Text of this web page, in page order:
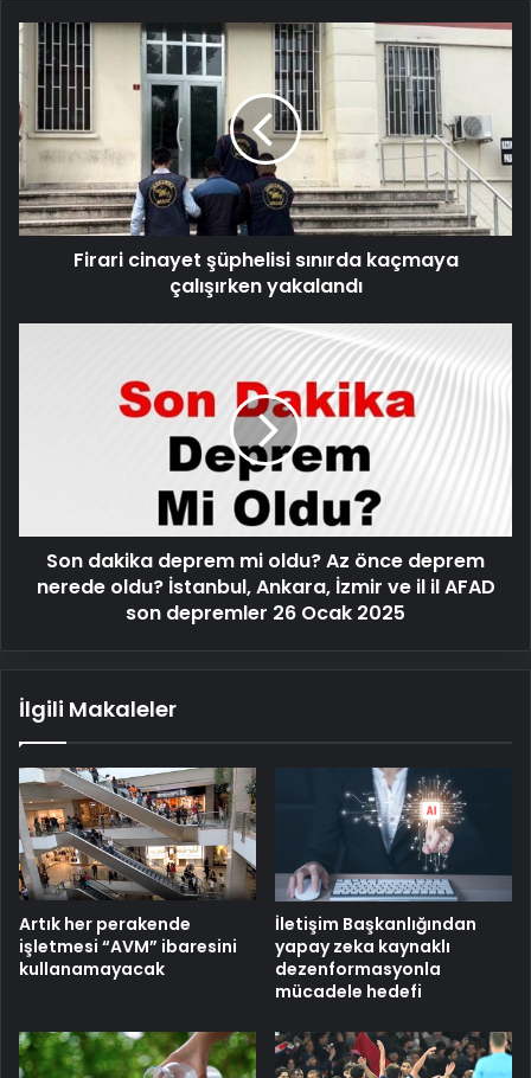
Firari
cinayet
şüphelisi
sınırda
kaçmaya
çalışırken
yakalandı
Firari cinayet şüphelisi sınırda kaçmaya
çalışırken yakalandı
nerede
oldu?
İstanbul,
il
depremler
26
Ocak
2025
Son dakika deprem mi oldu? Az önce deprem
nerede oldu? İstanbul, Ankara, İzmir ve il il AFAD
son depremler 26 Ocak 2025
İlgili Makaleler
Artık her perakende
işletmesi “AVM” ibaresini
kullanamayacak
İletişim Başkanlığından
yapay zeka kaynaklı
dezenformasyonla
mücadele hedefi